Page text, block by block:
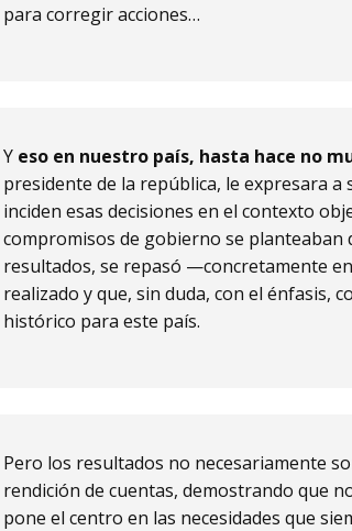
para corregir acciones…
Y eso en nuestro país, hasta hace no
presidente de la república, le expresara
inciden esas decisiones en el contexto
compromisos de gobierno se planteaban
resultados, se repasó —concretamente
realizado y que, sin duda, con el énfasis,
histórico para este país.
Pero los resultados no necesariamente
rendición de cuentas, demostrando que
pone el centro en las necesidades que